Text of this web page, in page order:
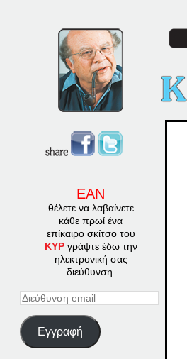
ΕΑΝ
θέλετε να λαβαίνετε
κάθε πρωί ένα
επίκαιρο σκίτσο του
ΚΥΡγράψτε έδω την
ηλεκτρονική σας
διεύθυνση.
Διεύθυνση
Εγγραφή